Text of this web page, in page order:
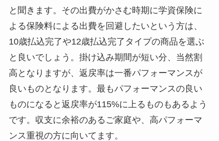
と聞きます。その出費がかさむ時期に学資保険に
よる保険料による出費を回避したいという方は、
10歳払込完了や12歳払込完了タイプの商品を選ぶ
と良いでしょう。掛け込み期間が短い分、当然割
高となりますが、返戻率は一番パフォーマンスが
良いものとなります。最もパフォーマンスの良い
ものになると返戻率が115%に上るものもあるよう
です。収支に余裕のあるご家庭や、高パフォーマ
ンス重視の方に向いてます。